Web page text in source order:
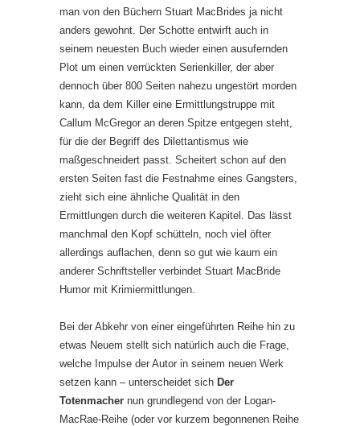
man von den Büchern Stuart MacBrides ja nicht
anders gewohnt. Der Schotte entwirft auch in
seinem neuesten Buch wieder einen ausufernden
Plot um einen verrückten Serienkiller, der aber
dennoch über 800 Seiten nahezu ungestört morden
kann, da dem Killer eine Ermittlungstruppe mit
Callum McGregor an deren Spitze entgegen steht,
für die der Begriff des Dilettantismus wie
maßgeschneidert passt. Scheitert schon auf den
ersten Seiten fast die Festnahme eines Gangsters,
zieht sich eine ähnliche Qualität in den
Ermittlungen durch die weiteren Kapitel. Das lässt
manchmal den Kopf schütteln, noch viel öfter
allerdings auflachen, denn so gut wie kaum ein
anderer Schriftsteller verbindet Stuart MacBride
Humor mit Krimiermittlungen.
Bei der Abkehr von einer eingeführten Reihe hin zu
etwas Neuem stellt sich natürlich auch die Frage,
welche Impulse der Autor in seinem neuen Werk
setzen kann – unterscheidet sich Der
Totenmacher nun grundlegend von der Logan-
MacRae-Reihe (oder vor kurzem begonnenen Reihe